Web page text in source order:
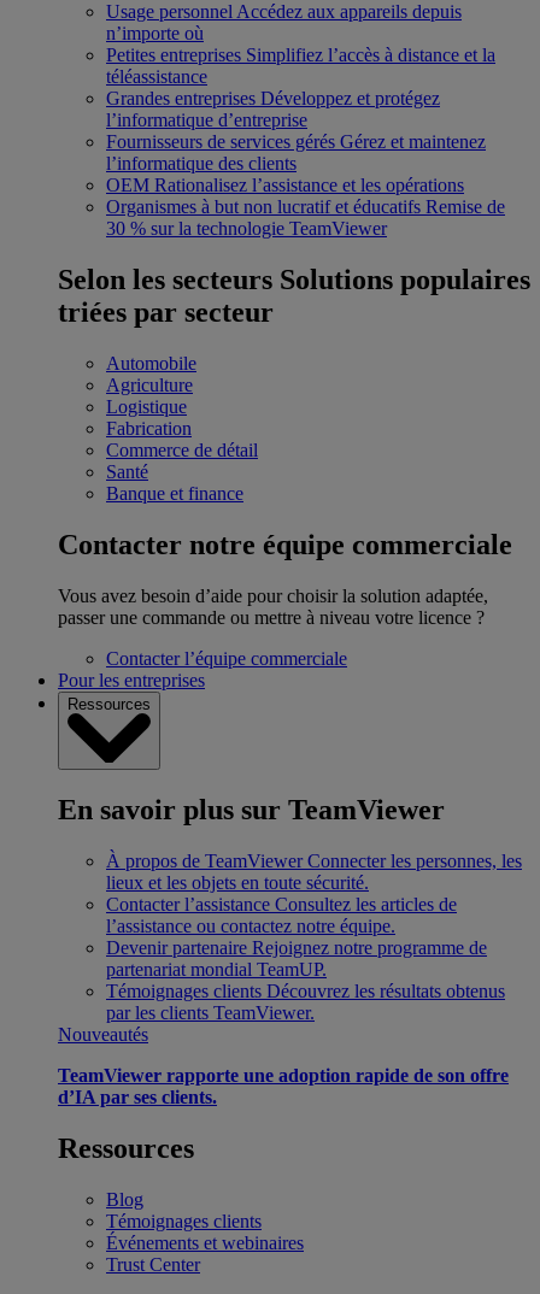
Usage personnel Accédez aux appareils depuis
n’importe où
Petites entreprises Simplifiez l’accès à distance et la
téléassistance
Grandes entreprises Développez et protégez
l’informatique d’entreprise
Fournisseurs de services gérés Gérez et maintenez
l’informatique des clients
OEM Rationalisez l’assistance et les opérations
Organismes à but non lucratif et éducatifs Remise de
30 % sur la technologie TeamViewer
Selon les secteurs Solutions populaires
triées par secteur
Automobile
Agriculture
Logistique
Fabrication
Commerce de détail
Santé
Banque et finance
Contacter notre équipe commerciale
Vous avez besoin d’aide pour choisir la solution adaptée,
passer une commande ou mettre à niveau votre licence ?
Contacter l’équipe commerciale
Pour les entreprises
Ressources
En savoir plus sur TeamViewer
À propos de TeamViewer Connecter les personnes, les
lieux et les objets en toute sécurité.
Contacter l’assistance Consultez les articles de
l’assistance ou contactez notre équipe.
Devenir partenaire Rejoignez notre programme de
partenariat mondial TeamUP.
Témoignages clients Découvrez les résultats obtenus
par les clients TeamViewer.
Nouveautés
TeamViewer rapporte une adoption rapide de son offre
d’IA par ses clients.
Ressources
Blog
Témoignages clients
Événements et webinaires
Trust Center